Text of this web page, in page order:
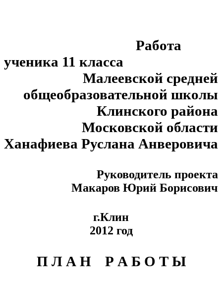
Работа
ученика 11 класса
Малеевской средней
общеобразовательной школы
Клинского района
Московской области
Ханафиева Руслана Анверовича
Руководитель проекта
Макаров Юрий Борисович
г.Клин
2012 год
П Л А Н Р А Б О Т Ы